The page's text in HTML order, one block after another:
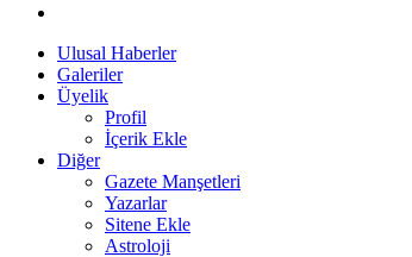
Ulusal Haberler
Galeriler
Üyelik
Profil
İçerik Ekle
Diğer
Gazete Manşetleri
Yazarlar
Sitene Ekle
Astroloji